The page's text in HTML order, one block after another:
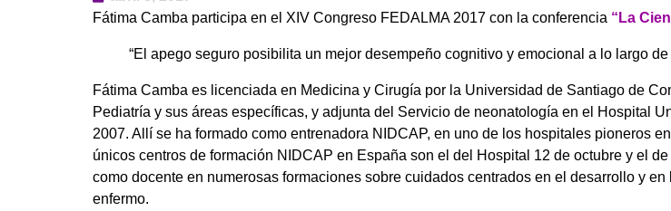
Fátima Camba participa en el XIV Congreso FEDALMA 2017 con la conferencia “La
“El apego seguro posibilita un mejor desempeño cognitivo y emocional a lo largo de
Fátima Camba es licenciada en Medicina y Cirugía por la Universidad de Santiago de
Pediatría y sus áreas específicas, y adjunta del Servicio de neonatología en el Hospital
2007. Allí se ha formado como entrenadora NIDCAP, en uno de los hospitales pioneros
únicos centros de formación NIDCAP en España son el del Hospital 12 de octubre y el
como docente en numerosas formaciones sobre cuidados centrados en el desarrollo y
enfermo.